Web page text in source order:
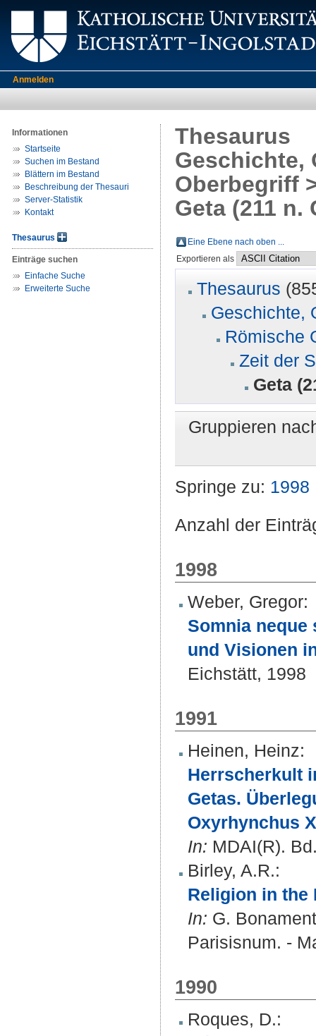
Anmelden
Informationen
Startseite
Suchen im Bestand
Blättern im Bestand
Beschreibung der Thesauri
Server-Statistik
Kontakt
Thesaurus
Einträge suchen
Einfache Suche
Erweiterte Suche
Thesaurus
Geschichte,
Oberbegriff
Geta (211 n.
Eine Ebene nach oben ...
Exportieren als
Thesaurus
Geschichte,
Römische
Zeit der
Geta
Gruppieren
Springe zu: 1998
Anzahl der
1998
Weber, Gregor:
Somnia neque
und Visionen
Eichstätt, 1998
1991
Heinen, Heinz:
Herrscherkult
Getas.
Oxyrhynchus
In: MDAI(R).
Birley, A.R.:
Religion in the
In: G.
Parisisnum. -
1990
Roques, D.: